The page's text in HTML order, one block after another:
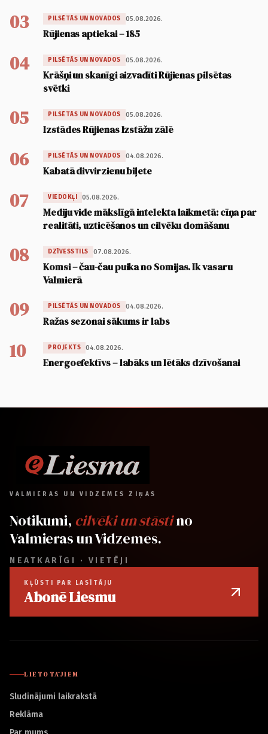
03 PILSĒTĀS UN NOVADOS 05.08.2026.
Rūjienas aptiekai – 185
04 PILSĒTĀS UN NOVADOS 05.08.2026.
Krāšņi un skanīgi aizvadīti Rūjienas pilsētas
svētki
05 PILSĒTĀS UN NOVADOS 05.08.2026.
Izstādes Rūjienas Izstāžu zālē
06 PILSĒTĀS UN NOVADOS 04.08.2026.
Kabatā divvirzienu biļete
07 VIEDOKĻI 05.08.2026.
Mediju vide mākslīgā intelekta laikmetā: cīņa par
realitāti, uzticēšanos un cilvēku domāšanu
08 DZĪVESSTILS 07.08.2026.
Komsi – čau-čau puika no Somijas. Ik vasaru
Valmierā
09 PILSĒTĀS UN NOVADOS 04.08.2026.
Ražas sezonai sākums ir labs
10 PROJEKTS 04.08.2026.
Energoefektīvs – labāks un lētāks dzīvošanai
VALMIERAS UN VIDZEMES ZIŅAS
Notikumi, cilvēki un stāstino
Valmieras un Vidzemes.
NEATKARĪGI · VIETĒJI
KĻŪSTI PAR LASĪTĀJU
Abonē Liesmu
LIETOTĀJIEM
Sludinājumi laikrakstā
Reklāma